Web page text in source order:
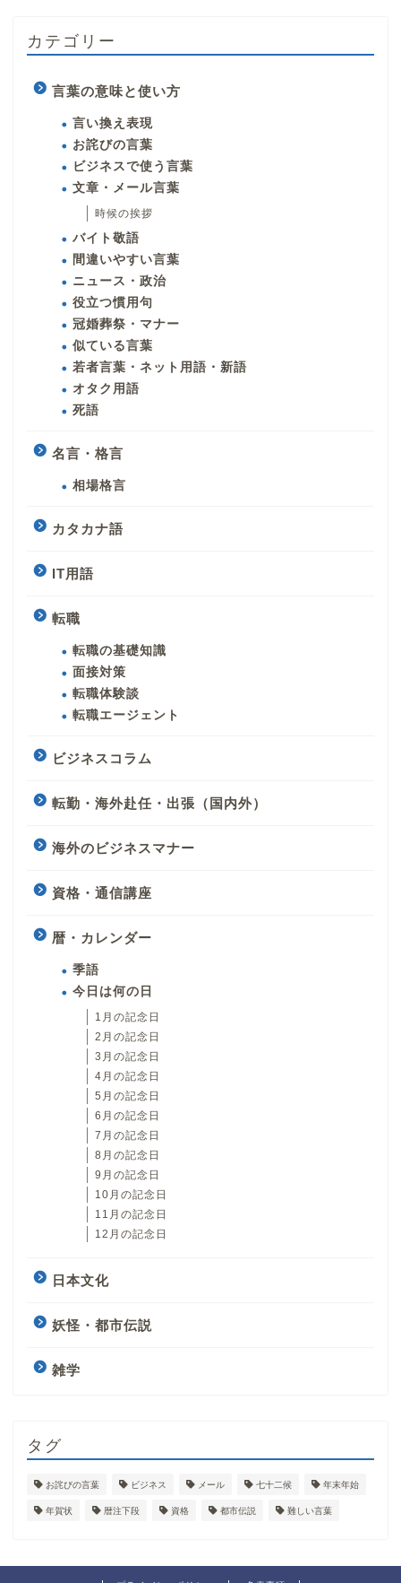
カテゴリー
言葉の意味と使い方
言い換え表現
お詫びの言葉
ビジネスで使う言葉
文章・メール言葉
時候の挨拶
バイト敬語
間違いやすい言葉
ニュース・政治
役立つ慣用句
冠婚葬祭・マナー
似ている言葉
若者言葉・ネット用語・新語
オタク用語
死語
名言・格言
相場格言
カタカナ語
IT用語
転職
転職の基礎知識
面接対策
転職体験談
転職エージェント
ビジネスコラム
転勤・海外赴任・出張（国内外）
海外のビジネスマナー
資格・通信講座
暦・カレンダー
季語
今日は何の日
1月の記念日
2月の記念日
3月の記念日
4月の記念日
5月の記念日
6月の記念日
7月の記念日
8月の記念日
9月の記念日
10月の記念日
11月の記念日
12月の記念日
日本文化
妖怪・都市伝説
雑学
タグ
お詫びの言葉 ビジネス メール 七十二候 年末年始
年賀状 暦注下段 資格 都市伝説 難しい言葉